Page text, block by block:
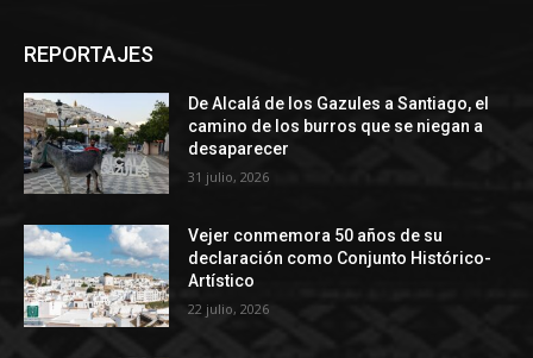
REPORTAJES
De Alcalá de los Gazules a Santiago, el
camino de los burros que se niegan a
desaparecer
31 julio, 2026
Vejer conmemora 50 años de su
declaración como Conjunto Histórico-
Artístico
22 julio, 2026